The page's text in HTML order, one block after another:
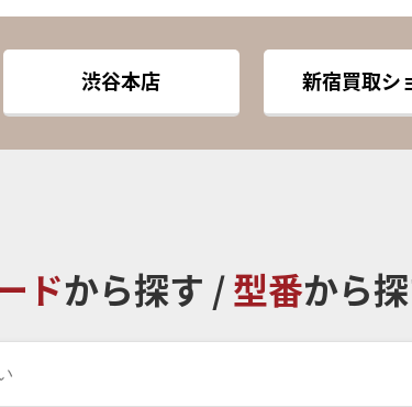
渋谷本店 新宿買取シ
ドから探す /型番から